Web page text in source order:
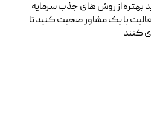
بهتره از روش های جذب سرمایه
با یک مشاور صحبت کنید تا
کنند